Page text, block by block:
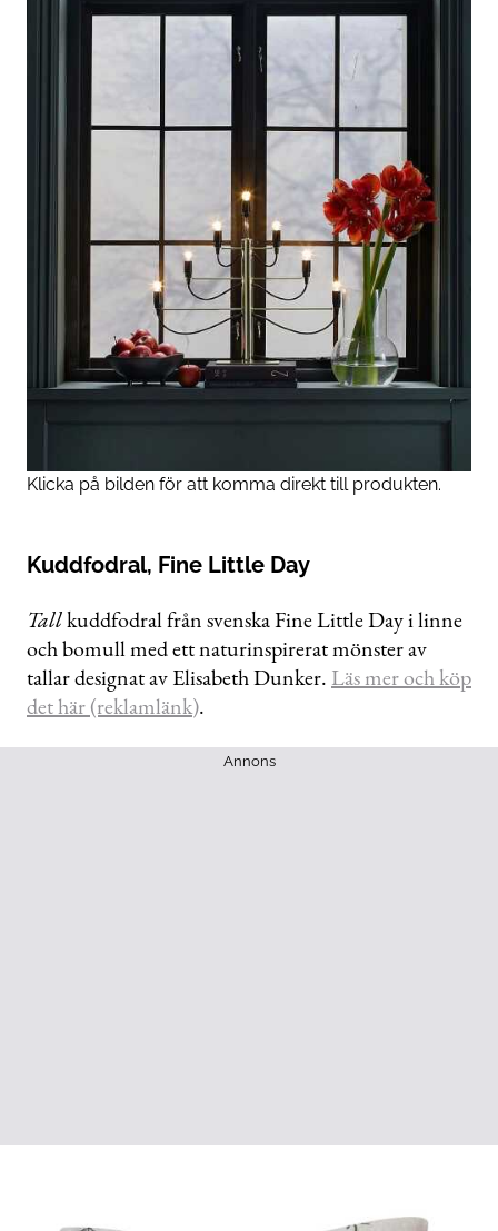
Klicka på bilden för att komma direkt till produkten.
Kuddfodral, Fine Little Day
Tallkuddfodral från svenska Fine Little Day i linne
och bomull med ett naturinspirerat mönster av
tallar designat av Elisabeth Dunker. Läs mer och köp
det här (reklamlänk).
Annons